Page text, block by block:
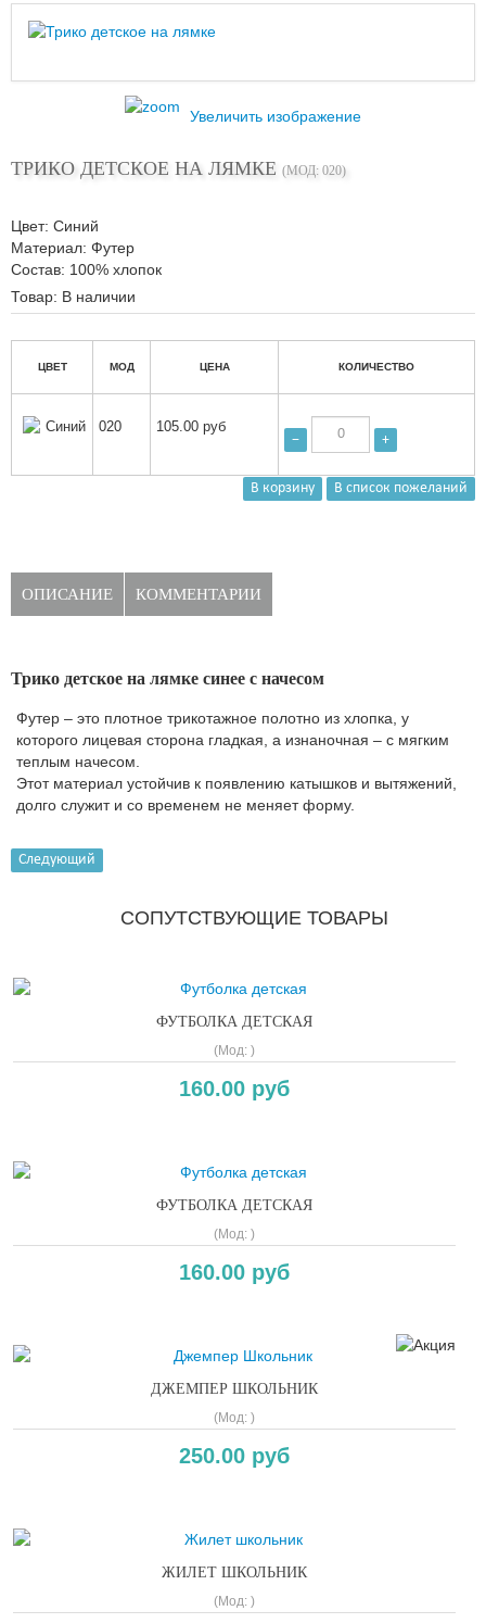
Увеличить изображение
ТРИКО ДЕТСКОЕ НА ЛЯМКЕ (МОД: 020)
Цвет: Синий
Материал: Футер
Состав: 100% хлопок
Товар: В наличии
ЦВЕТ МОД ЦЕНА КОЛИЧЕСТВО
Синий 020
105.00 руб
−
+
ОПИСАНИЕ КОММЕНТАРИИ
Трико детское на лямке синее с начесом
Футер – это плотное трикотажное полотно из хлопка, у
которого лицевая сторона гладкая, а изнаночная – с мягким
теплым начесом.
Этот материал устойчив к появлению катышков и вытяжений,
долго служит и со временем не меняет форму.
Следующий
СОПУТСТВУЮЩИЕ ТОВАРЫ
ФУТБОЛКА ДЕТСКАЯ
(Мод: )
160.00 руб
ФУТБОЛКА ДЕТСКАЯ
(Мод: )
160.00 руб
ДЖЕМПЕР ШКОЛЬНИК
(Мод: )
250.00 руб
ЖИЛЕТ ШКОЛЬНИК
(Мод: )